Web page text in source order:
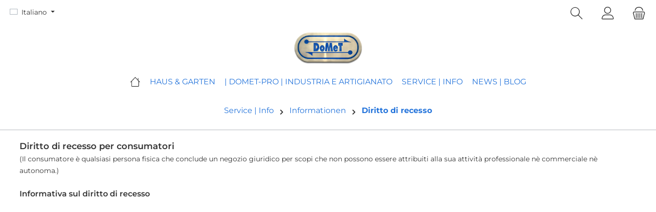
al contenuto principale
Salta alla ricerca
Passa alla navigazione principale
Italiano
HAUS & GARTEN | DOMET-PRO | INDUSTRIA E ARTIGIANATO SERVICE | INFO NEWS | BLOG
Service | Info Informationen Diritto di recesso
Diritto di recesso per consumatori
(Il consumatore è qualsiasi persona fisica che conclude un negozio giuridico per scopi che non possono essere attribuiti alla sua attività professionale nè commerciale nè
autonoma.)
Informativa sul diritto di recesso